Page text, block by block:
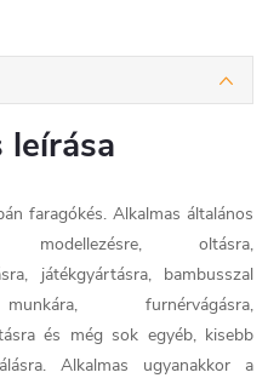
leírása
faragókés. Alkalmas általános
modellezésre, oltásra,
játékgyártásra, bambusszal
furnérvágásra,
és még sok egyéb, kisebb
Alkalmas ugyanakkor a